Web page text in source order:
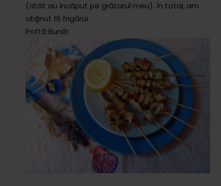
Librărie
Adaugă o rețetă
Cum adăugăm o rețetă
Regulament de postare
CONCURS
(atât au încăput pe grătarul meu). În total, am
obţinut 16 frigărui.
Poftă Bună!